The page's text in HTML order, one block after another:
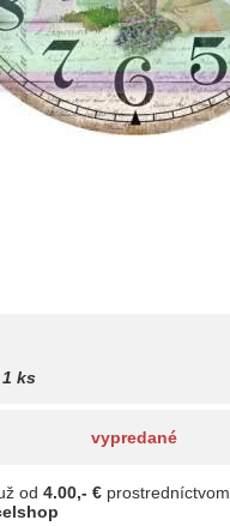
ks
vypredané
od 4.00,- € prostredníctvom